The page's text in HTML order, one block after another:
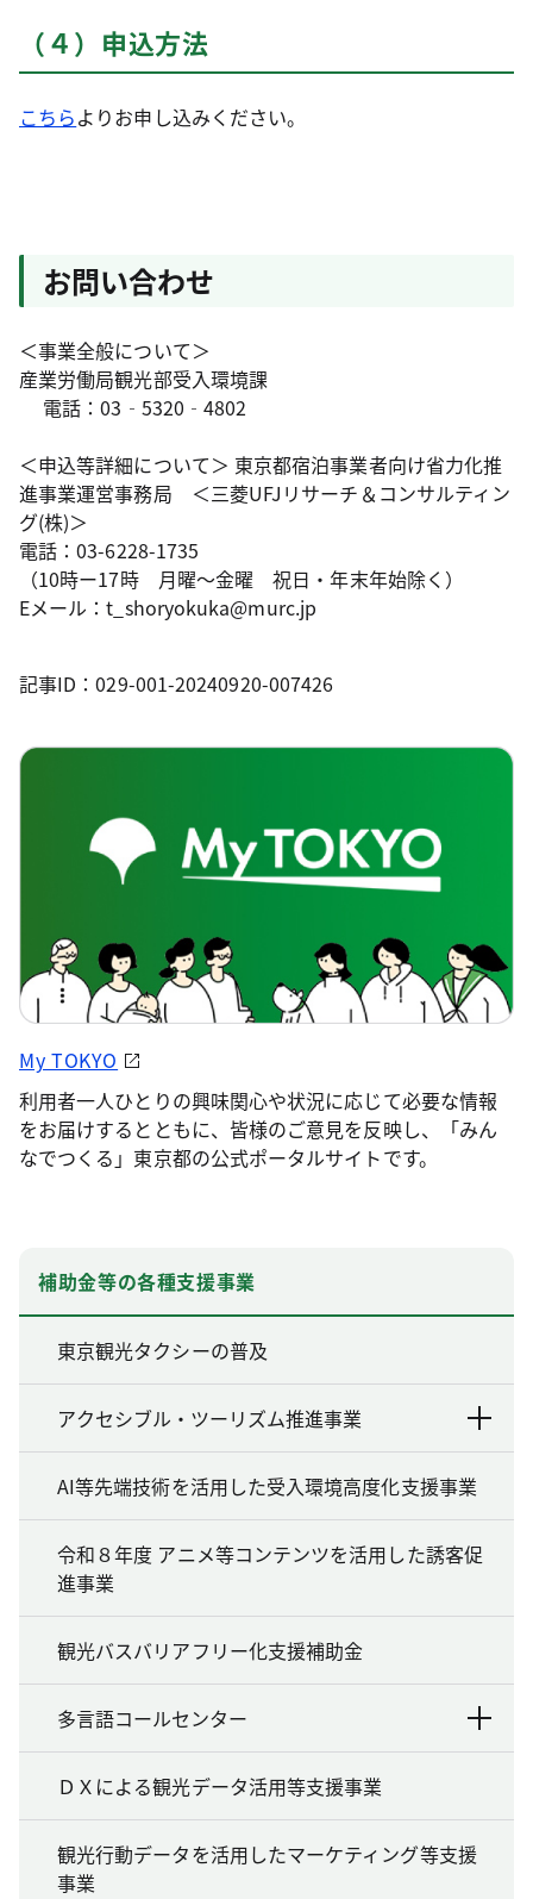
（４）申込方法
こちらよりお申し込みください。
お問い合わせ
＜事業全般について＞
産業労働局観光部受入環境課
電話：03‐5320‐4802
＜申込等詳細について＞ 東京都宿泊事業者向け省力化推
進事業運営事務局 ＜三菱UFJリサーチ＆コンサルティン
グ(株)＞
電話：03-6228-1735
（10時ー17時 月曜～金曜 祝日・年末年始除く）
Eメール：t_shoryokuka@murc.jp
記事ID：029-001-20240920-007426
My TOKYO
利用者一人ひとりの興味関心や状況に応じて必要な情報
をお届けするとともに、皆様のご意見を反映し、「みん
なでつくる」東京都の公式ポータルサイトです。
補助金等の各種支援事業
東京観光タクシーの普及
アクセシブル・ツーリズム推進事業
AI等先端技術を活用した受入環境高度化支援事業
令和８年度 アニメ等コンテンツを活用した誘客促
進事業
観光バスバリアフリー化支援補助金
多言語コールセンター
ＤＸによる観光データ活用等支援事業
観光行動データを活用したマーケティング等支援
事業